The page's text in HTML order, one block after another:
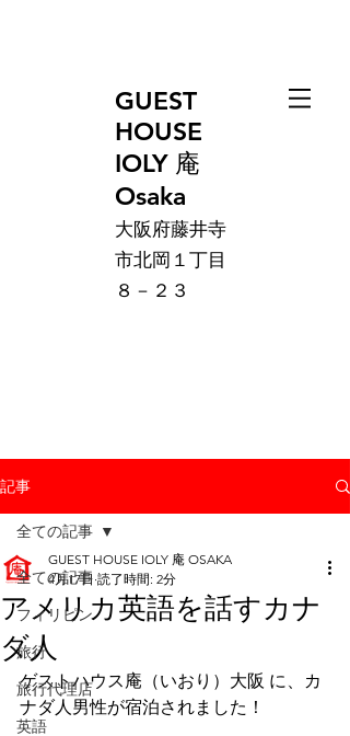
GUEST
HOUSE
IOLY 庵
Osaka
大阪府藤井寺
市北岡１丁目
８－２３
記事
全ての記事
フィリピン
旅行
旅行代理店
英語
全ての記事
アメリカ英語を話すカナ
ダ人
GUEST HOUSE IOLY 庵 OSAKA
4月17日 読了時間: 2分
ゲストハウス庵（いおり）大阪 に、カ
ナダ人男性が宿泊されました！